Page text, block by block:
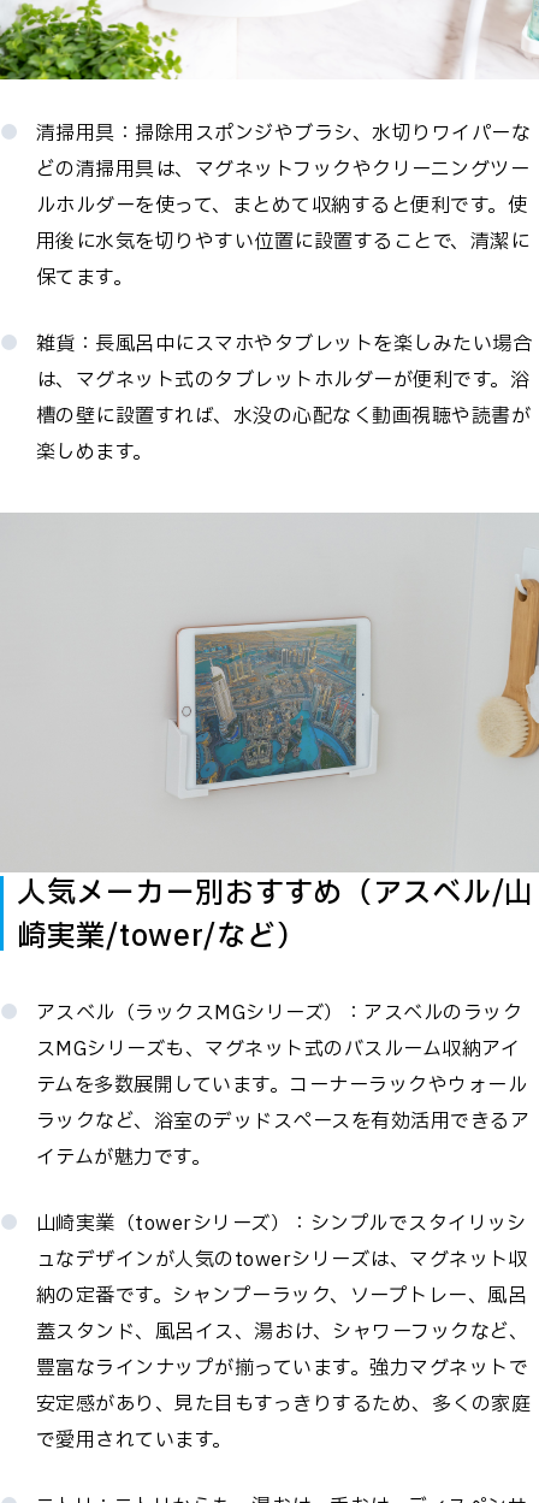
清掃用具：掃除用スポンジやブラシ、水切りワイパーな
どの清掃用具は、マグネットフックやクリーニングツー
ルホルダーを使って、まとめて収納すると便利です。使
用後に水気を切りやすい位置に設置することで、清潔に
保てます。
雑貨：長風呂中にスマホやタブレットを楽しみたい場合
は、マグネット式のタブレットホルダーが便利です。浴
槽の壁に設置すれば、水没の心配なく動画視聴や読書が
楽しめます。
人気メーカー別おすすめ（アスベル/山
崎実業/tower/など）
アスベル（ラックスMGシリーズ）：アスベルのラック
スMGシリーズも、マグネット式のバスルーム収納アイ
テムを多数展開しています。コーナーラックやウォール
ラックなど、浴室のデッドスペースを有効活用できるア
イテムが魅力です。
山崎実業（towerシリーズ）：シンプルでスタイリッシ
ュなデザインが人気のtowerシリーズは、マグネット収
納の定番です。シャンプーラック、ソープトレー、風呂
蓋スタンド、風呂イス、湯おけ、シャワーフックなど、
豊富なラインナップが揃っています。強力マグネットで
安定感があり、見た目もすっきりするため、多くの家庭
で愛用されています。